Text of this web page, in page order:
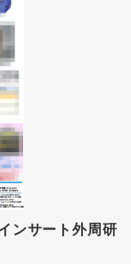
ンサート外周研